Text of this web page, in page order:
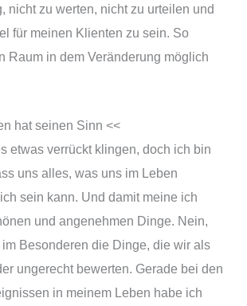
nicht zu werten, nicht zu urteilen und
für meinen Klienten zu sein. So
Raum in dem Veränderung möglich
hat seinen Sinn <<
etwas verrückt klingen, doch ich bin
uns alles, was uns im Leben
sein kann. Und damit meine ich
und angenehmen Dinge. Nein,
Besonderen die Dinge, die wir als
ungerecht bewerten. Gerade bei den
in meinem Leben habe ich